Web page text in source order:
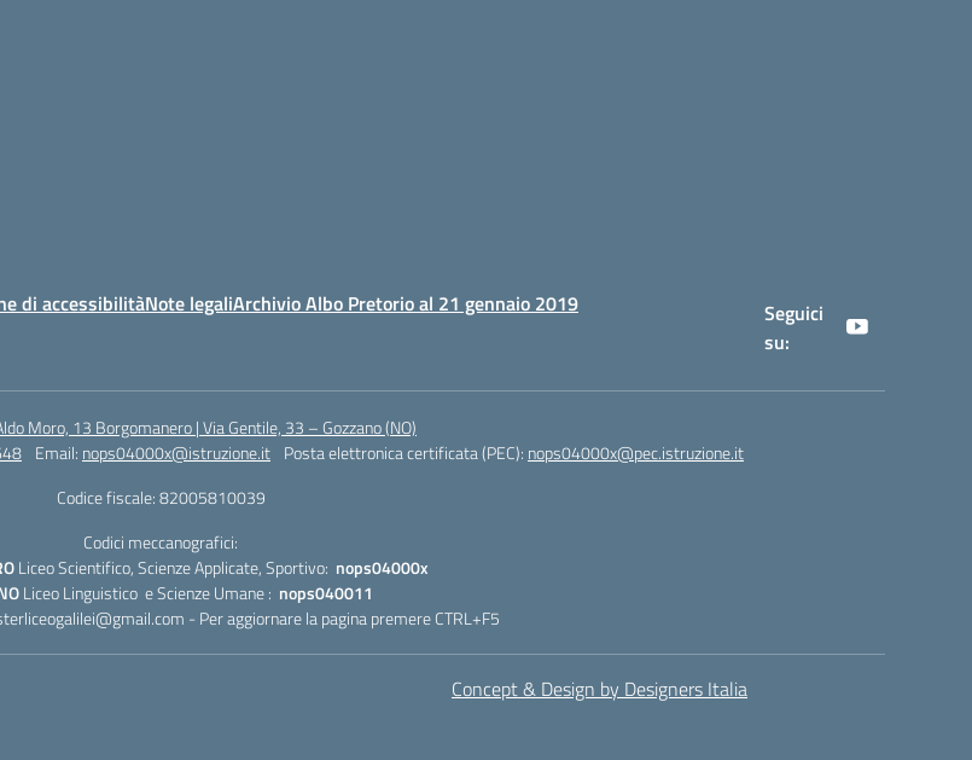
di accessibilitàNote legaliArchivio Albo Pretorio al 21 gennaio 2019
Seguici
su:
Moro, 13 Borgomanero | Via Gentile, 33 – Gozzano (NO)
Email: nops04000x@istruzione.it Posta elettronica certificata (PEC): nops04000x@pec.istruzione.it
Codice fiscale: 82005810039
Codici meccanografici:
Liceo Scientifico, Scienze Applicate, Sportivo: nops04000x
Liceo Linguistico e Scienze Umane : nops040011
- Per aggiornare la pagina premere CTRL+F5
Concept & Design by Designers Italia